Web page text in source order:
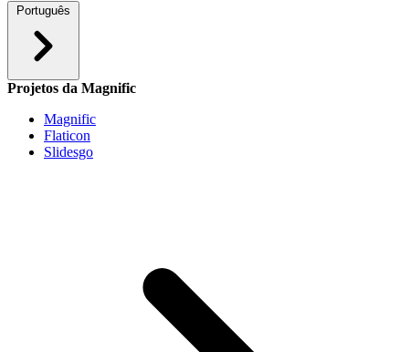
Português
Projetos da Magnific
Magnific
Flaticon
Slidesgo